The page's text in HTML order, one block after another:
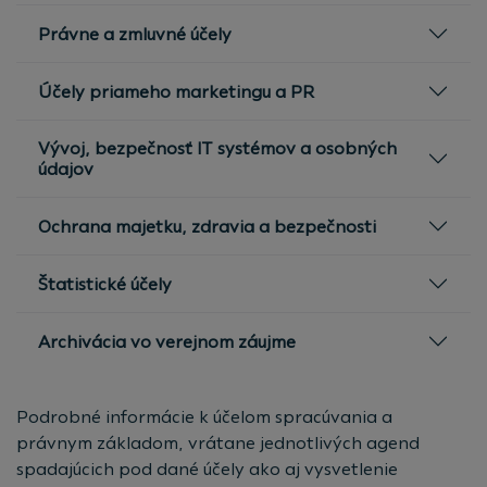
Právne a zmluvné účely
Účely priameho marketingu a PR
Vývoj, bezpečnosť IT systémov a osobných
údajov
Ochrana majetku, zdravia a bezpečnosti
Štatistické účely
Archivácia vo verejnom záujme
Podrobné informácie k účelom spracúvania a
právnym základom, vrátane jednotlivých agend
spadajúcich pod dané účely ako aj vysvetlenie